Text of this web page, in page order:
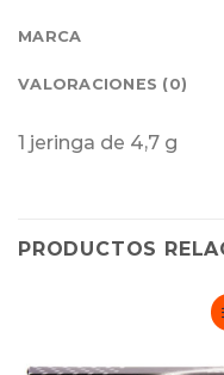
MARCA
VALORACIONES (0)
1 jeringa de 4,7 g
PRODUCTOS